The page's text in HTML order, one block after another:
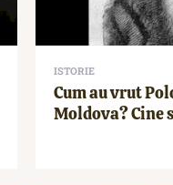
ISTORIE
Cum au vrut
Moldova? Cine